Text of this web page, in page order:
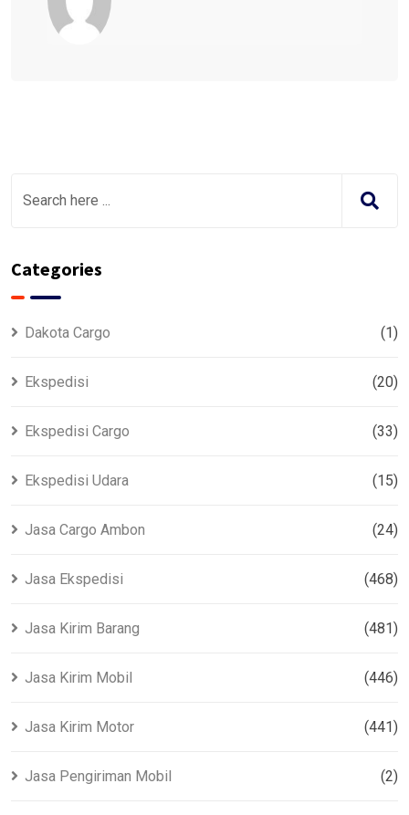
Categories
Dakota Cargo (1)
Ekspedisi (20)
Ekspedisi Cargo (33)
Ekspedisi Udara (15)
Jasa Cargo Ambon (24)
Jasa Ekspedisi (468)
Jasa Kirim Barang (481)
Jasa Kirim Mobil (446)
Jasa Kirim Motor (441)
Jasa Pengiriman Mobil (2)